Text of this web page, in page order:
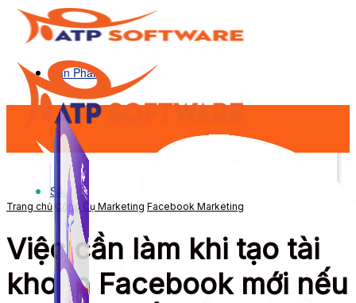
Sản Phẩm
Sản Phẩm
Trang chủ Công Cụ Marketing Facebook Marketing
Việc cần làm khi tạo tài
khoản Facebook mới nếu